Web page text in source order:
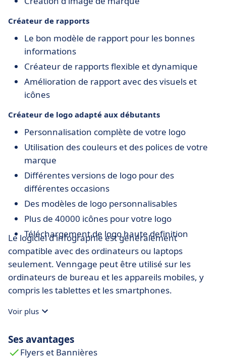
Créateur de rapports
Le bon modèle de rapport pour les bonnes
informations
Créateur de rapports flexible et dynamique
Amélioration de rapport avec des visuels et
icônes
Créateur de logo adapté aux débutants
Personnalisation complète de votre logo
Utilisation des couleurs et des polices de votre
marque
Différentes versions de logo pour des
différentes occasions
Des modèles de logo personnalisables
Plus de 40000 icônes pour votre logo
Téléchargement de logo haute definition
Le logiciel d'infographie est généralement
compatible avec des ordinateurs ou laptops
seulement. Venngage peut être utilisé sur les
ordinateurs de bureau et les appareils mobiles, y
compris les tablettes et les smartphones.
Voir plus
Ses avantages
Flyers et Bannières